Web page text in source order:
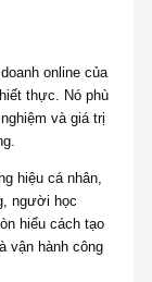
online của
thực. Nó phù
và giá trị
hiệu cá nhân,
người học
hiểu cách tạo
vận hành công